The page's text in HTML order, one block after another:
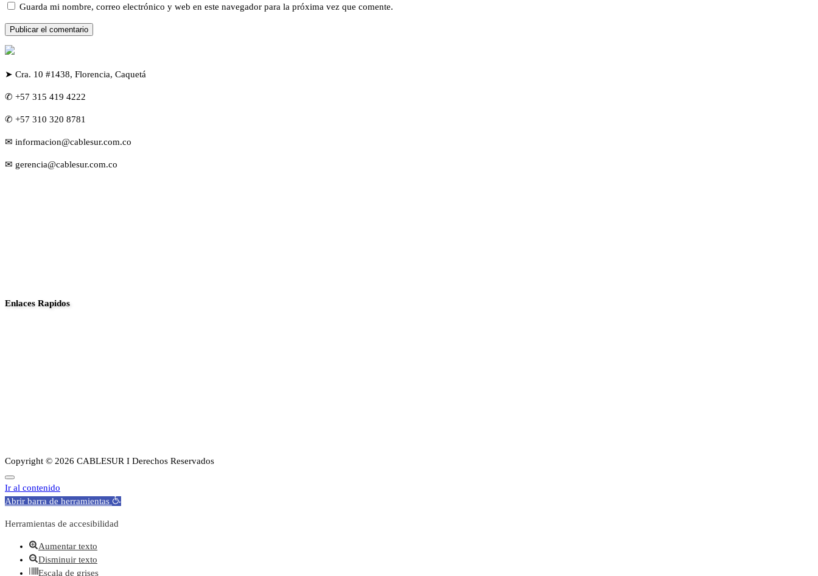
Guarda mi nombre, correo electrónico y web en este navegador para la próxima vez que comente.
➤ Cra. 10 #1438, Florencia, Caquetá
✆ +57 315 419 4222
✆ +57 310 320 8781
✉ informacion@cablesur.com.co
✉ gerencia@cablesur.com.co
Enlaces Rapidos
Copyright © 2026 CABLESUR I Derechos Reservados
Ir al contenido
Abrir barra de herramientas
Herramientas de accesibilidad
Aumentar texto
Disminuir texto
Escala de grises